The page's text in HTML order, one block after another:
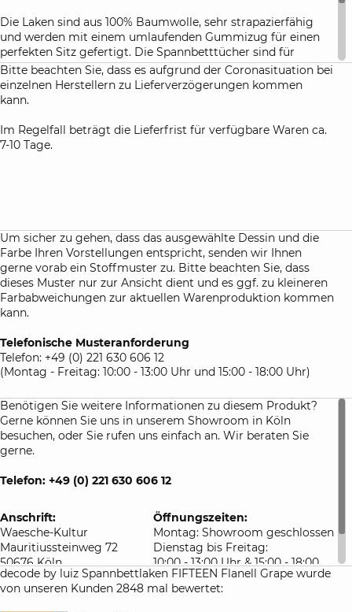
Die Laken sind aus 100% Baumwolle, sehr strapazierfähig
und werden mit einem umlaufenden Gummizug für einen
perfekten Sitz gefertigt. Die Spannbetttücher sind für
Topper (bis 10 cm ) und Standard Matratzen (20 cm und 30
cm Höhe) verfügbar.
für die oben angegebenen Matratzenhöhen gefertigt.
Bitte beachten Sie, dass es aufgrund der Coronasituation bei
einzelnen Herstellern zu Lieferverzögerungen kommen
kann.
Im Regelfall beträgt die Lieferfrist für verfügbare Waren ca.
7-10 Tage.
Um sicher zu gehen, dass das ausgewählte Dessin und die
Farbe Ihren Vorstellungen entspricht, senden wir Ihnen
gerne vorab ein Stoffmuster zu. Bitte beachten Sie, dass
dieses Muster nur zur Ansicht dient und es ggf. zu kleineren
Farbabweichungen zur aktuellen Warenproduktion kommen
kann.
Telefonische Musteranforderung
Telefon: +49 (0) 221 630 606 12
(Montag - Freitag: 10:00 - 13:00 Uhr und 15:00 - 18:00 Uhr)
Benötigen Sie weitere Informationen zu diesem Produkt?
Gerne können Sie uns in unserem Showroom in Köln
besuchen, oder Sie rufen uns einfach an. Wir beraten Sie
gerne.
Telefon: +49 (0) 221 630 606 12
Anschrift:
Waesche-Kultur
Mauritiussteinweg 72
50676 Köln
Deutschland
Öffnungszeiten:
Montag: Showroom geschlossen
Dienstag bis Freitag:
10:00 - 13:00 Uhr & 15:00 - 18:00
Uhr
Samstag: 10:00 - 16:00 Uhr
decode by luiz Spannbettlaken FIFTEEN Flanell Grape wurde
von unseren Kunden 2848 mal bewertet: